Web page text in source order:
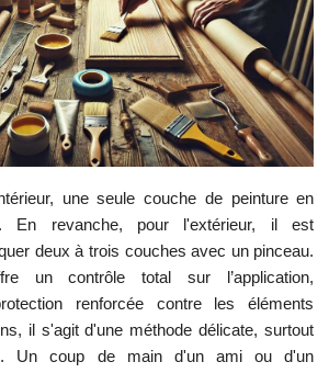
une seule couche de peinture en
En revanche, pour l'extérieur, il est
deux à trois couches avec un pinceau.
un contrôle total sur l’application,
renforcée contre les éléments
il s'agit d'une méthode délicate, surtout
Un coup de main d'un ami ou d'un